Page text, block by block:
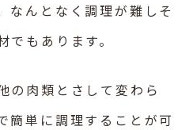
なんとなく調理が難しそ
でもあります。
の肉類とさして変わら
簡単に調理することが可